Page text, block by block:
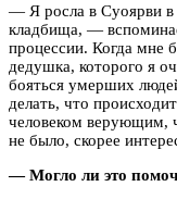
— Я росла в Суоярви в
кладбища, —
процессии. Когда мне
дедушка, которого я
бояться умерших
делать, что
человеком верующим,
не было, скорее
— Могло ли это